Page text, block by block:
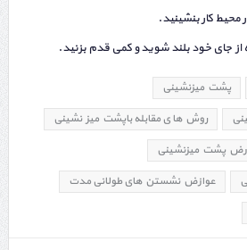
محیط کار بنشینید.
جای خود بلند شوید و کمی قدم بزنید.
پشت میزنشینی
روش ها ی مقابله باپشت میز نشینی
پشت میزنشینی
عوازض نشستن های طولانی مدت